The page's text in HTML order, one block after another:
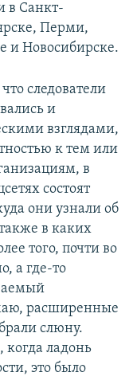
в Санкт-
Перми,
и Новосибирске.
следователи
и
взглядами,
к тем или
в
состоят
они узнали об
в каких
того, почти во
а где-то
расширенные
слюну.
когда ладонь
это было